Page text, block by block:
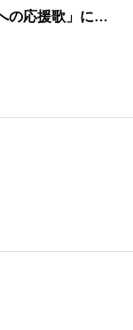
の応援歌」に変